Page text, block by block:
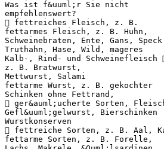
Was ist f&uuml;r Sie nicht
empfehlenswert?
 fettreiches Fleisch, z. B.
fettarmes Fleisch, z. B. Huhn,
Schweinebraten, Ente, Gans, Speck
Truthahn, Hase, Wild, mageres
Kalb-, Rind- und
z. B. Bratwurst,
Mettwurst, Salami
fettarme Wurst, z. B. gekochter
Schinken ohne Fettrand,
 ger&auml;ucherte Sorten,
Gefl&uuml;gelwurst, Bierschinken
Wurstkonserven
 fettreiche Sorten, z. B. Aal,
fettarme Sorten, z. B. Forelle,